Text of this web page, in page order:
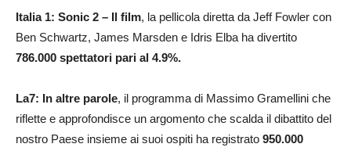
Italia 1: Sonic 2 – Il film, la pellicola diretta da Jeff Fowler con
Ben Schwartz, James Marsden e Idris Elba ha divertito
786.000 spettatori pari al 4.9%.
La7: In altre parole, il programma di Massimo Gramellini che
riflette e approfondisce un argomento che scalda il dibattito del
nostro Paese insieme ai suoi ospiti ha registrato 950.000